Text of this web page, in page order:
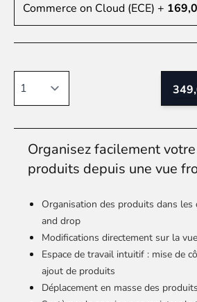
Commerce on Cloud (ECE) +
Organisez facilement
produits depuis une vue
Organisation des produits dans les
and drop
Modifications directement sur la
Espace de travail intuitif : mise de
ajout de produits
Déplacement en masse des produits